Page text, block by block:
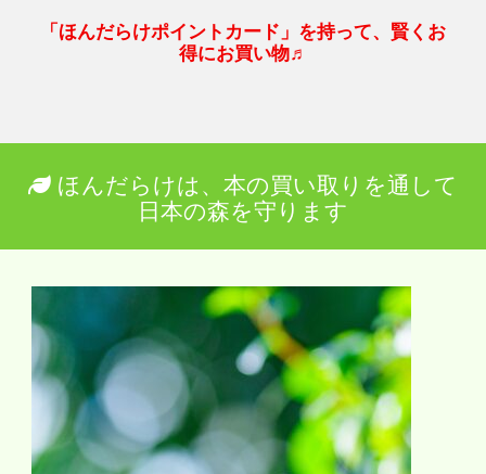
「ほんだらけポイントカード」を持って、賢くお
得にお買い物♬
ほんだらけは、本の買い取りを通して
日本の森を守ります